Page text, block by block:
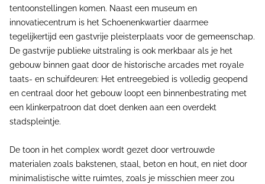
tentoonstellingen komen. Naast een museum en
innovatiecentrum is het Schoenenkwartier daarmee
tegelijkertijd een gastvrije pleisterplaats voor de gemeenschap.
De gastvrije publieke uitstraling is ook merkbaar als je het
gebouw binnen gaat door de historische arcades met royale
taats- en schuifdeuren: Het entreegebied is volledig geopend
en centraal door het gebouw loopt een binnenbestrating met
een klinkerpatroon dat doet denken aan een overdekt
stadspleintje.
De toon in het complex wordt gezet door vertrouwde
materialen zoals bakstenen, staal, beton en hout, en niet door
minimalistische witte ruimtes, zoals je misschien meer zou